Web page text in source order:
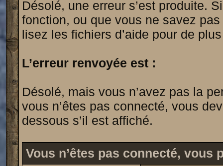
Désolé, une erreur s’est produite.
fonction, ou que vous ne savez
lisez les fichiers d’aide pour de
L’erreur renvoyée est :
Désolé, mais vous n’avez pas la
vous n’êtes pas connecté, vous
dessous s’il est affiché.
Vous n’êtes pas connecté,